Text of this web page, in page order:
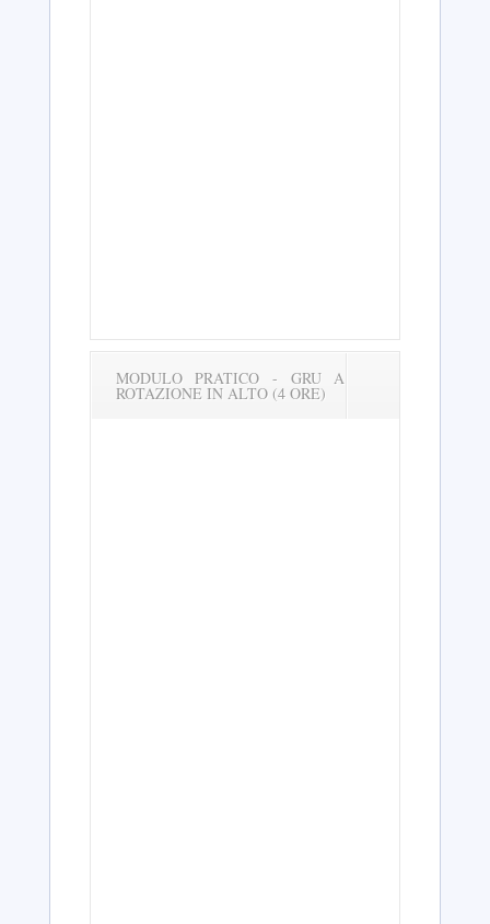
MODULO PRATICO - GRU A
ROTAZIONE IN ALTO (4 ORE)